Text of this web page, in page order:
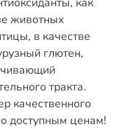
животных
в качестве
глютен,
тракта.
качественного
доступным ценам!